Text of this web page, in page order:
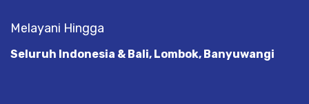
Melayani Hingga
Seluruh Indonesia & Bali, Lombok, Banyuwangi